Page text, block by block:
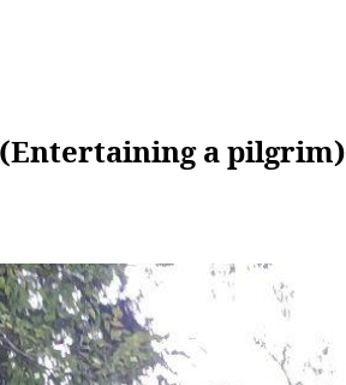
(Entertaining a pilgrim)